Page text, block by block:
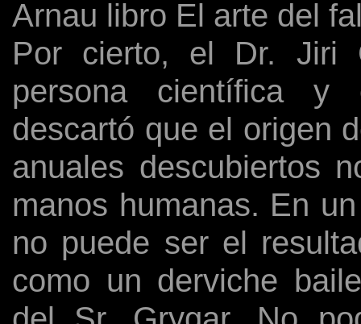
Arnau libro El arte del
Por cierto, el Dr. Jiri
persona científica y
descartó que el origen
anuales descubiertos
manos humanas. En
no puede ser el
como un derviche